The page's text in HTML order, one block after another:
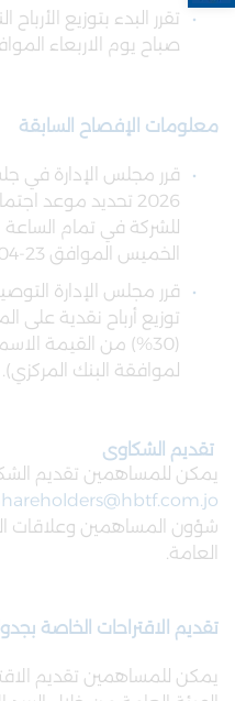
صباح يوم الاربعاء الموافق 06-05-
معلومات الإفصاح السابقة
2026 تحديد موعد
للشركة في تمام
الخميس الموافق 23-04-2026.
قرر مجلس الإدارة
(30%) من القيمة
لموافقة البنك المركزي).
تقديم الشكاوى
يمكن للمساهمين تقديم
شؤون المساهمين وعلاقات
العامة.
تقديم الاقتراحات الخاصة
يمكن للمساهمين تقديم